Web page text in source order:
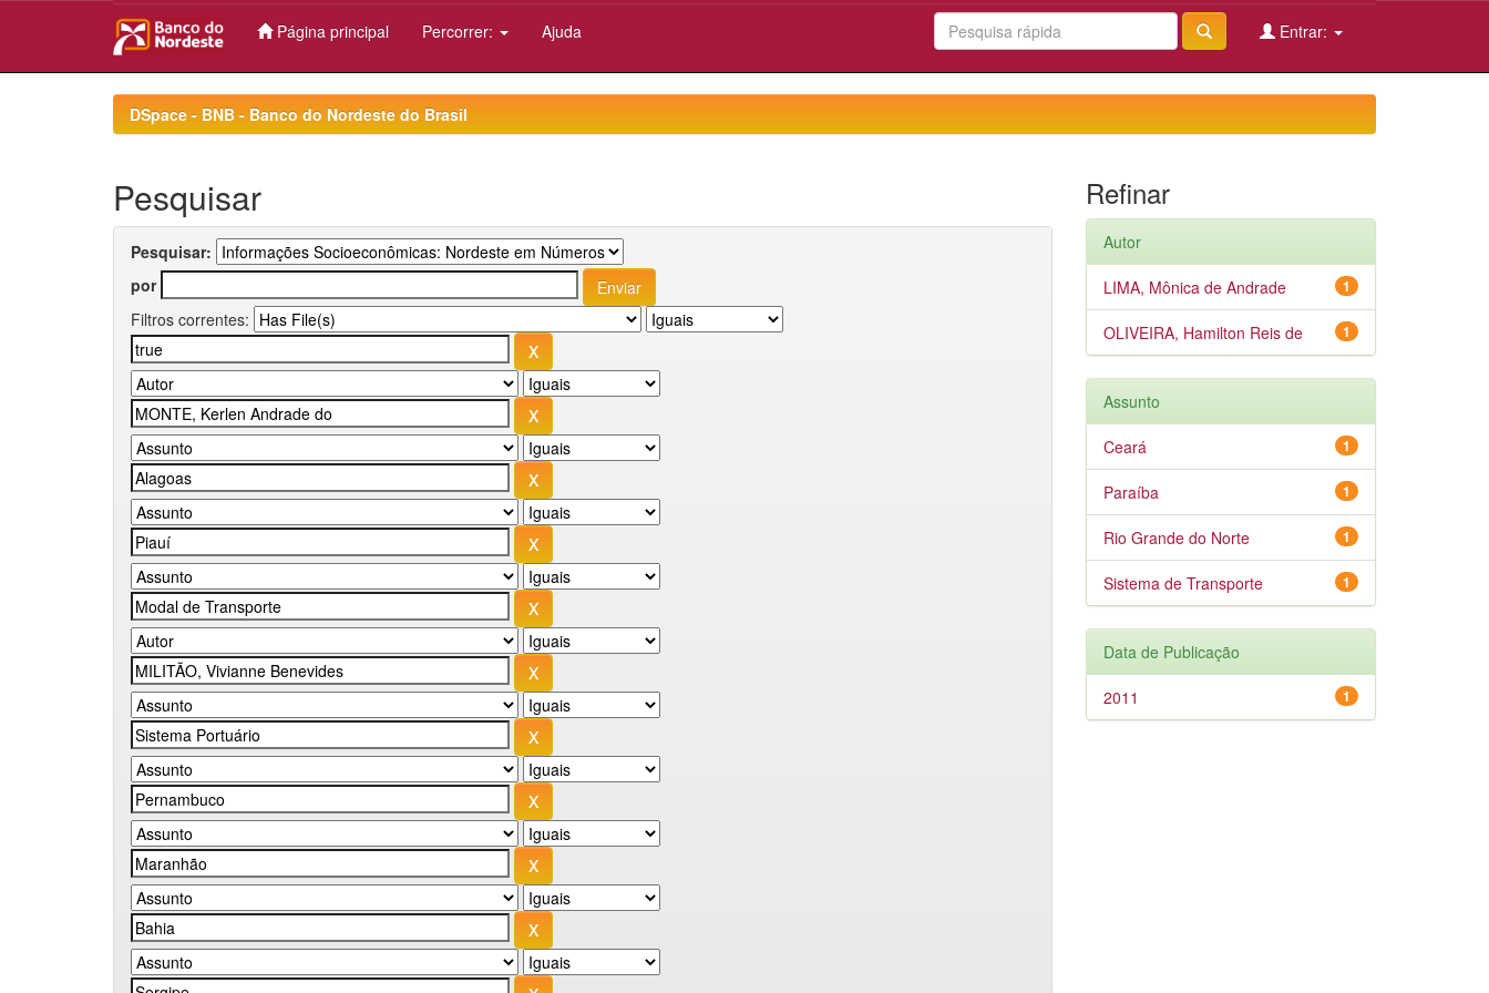
Página principal Percorrer: Ajuda Entrar:
DSpace - BNB - Banco do Nordeste do Brasil
Pesquisar
Pesquisar:
por
Filtros correntes:
Refinar
Autor
1
LIMA, Mônica de Andrade
1
OLIVEIRA, Hamilton Reis de
Assunto
1
Ceará
1
Paraíba
1
Rio Grande do Norte
1
Sistema de Transporte
Data de Publicação
1
2011